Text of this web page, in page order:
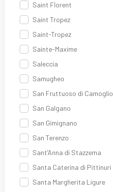
Saint Florent
Saint Tropez
Saint-Tropez
Sainte-Maxime
Saleccia
Samugheo
San Fruttuoso di Camoglio
San Galgano
San Gimignano
San Terenzo
Sant’Anna di Stazzema
Santa Caterina di Pittinuri
Santa Margherita Ligure